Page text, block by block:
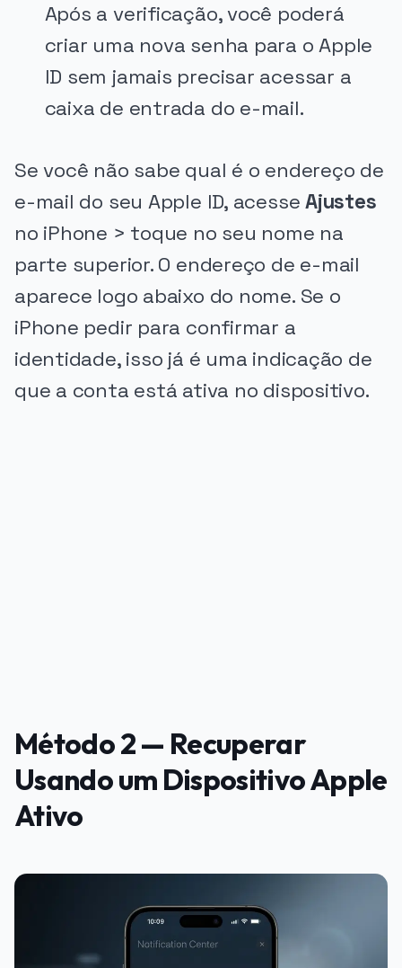
Após a verificação, você poderá
criar uma nova senha para o Apple
ID sem jamais precisar acessar a
caixa de entrada do e-mail.
Se você não sabe qual é o endereço de
e-mail do seu Apple ID, acesseAjustes
no iPhone > toque no seu nome na
parte superior. O endereço de e-mail
aparece logo abaixo do nome. Se o
iPhone pedir para confirmar a
identidade, isso já é uma indicação de
que a conta está ativa no dispositivo.
Método 2 — Recuperar
Usando um Dispositivo Apple
Ativo